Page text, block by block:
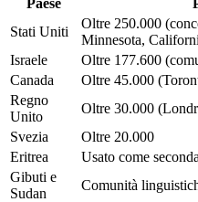
Stati Uniti
Oltre 250.000
Minnesota,
Israele
Oltre 177.600
Canada
Oltre 45.000
Regno
Unito
Oltre 30.000
Svezia
Oltre 20.000
Eritrea
Usato come
Gibuti e
Sudan
Comunità